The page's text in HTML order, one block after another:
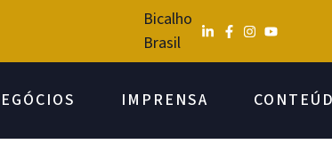
Bicalho
Brasil
IMPRENSA